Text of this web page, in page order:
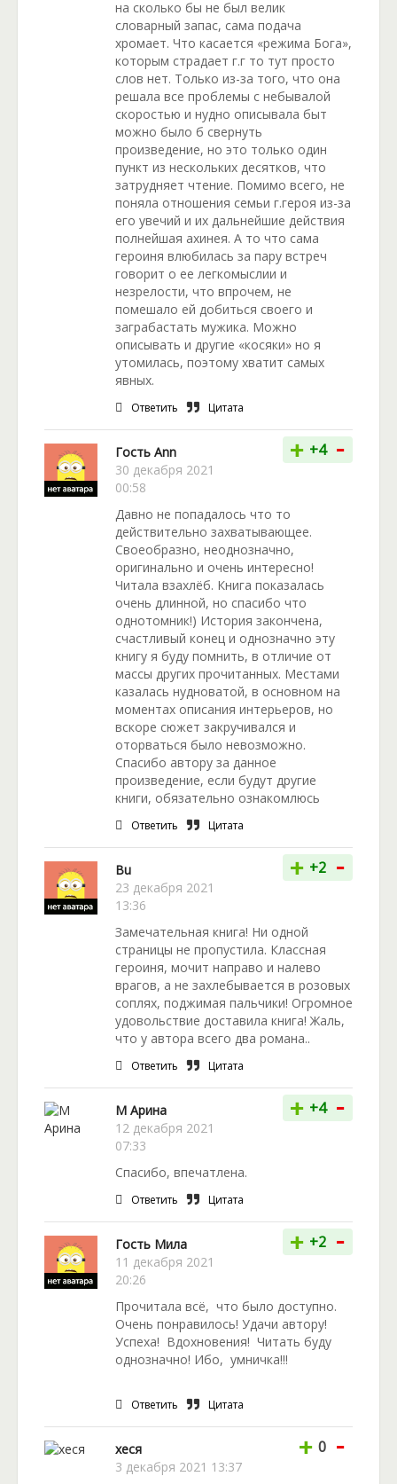
на сколько бы не был велик
словарный запас, сама подача
хромает. Что касается «режима Бога»,
которым страдает г.г то тут просто
слов нет. Только из-за того, что она
решала все проблемы с небывалой
скоростью и нудно описывала быт
можно было б свернуть
произведение, но это только один
пункт из нескольких десятков, что
затрудняет чтение. Помимо всего, не
поняла отношения семьи г.героя из-за
его увечий и их дальнейшие действия
полнейшая ахинея. А то что сама
героиня влюбилась за пару встреч
говорит о ее легкомыслии и
незрелости, что впрочем, не
помешало ей добиться своего и
заграбастать мужика. Можно
описывать и другие «косяки» но я
утомилась, поэтому хватит самых
явных.
Ответить Цитата
Гость Ann
30 декабря 2021
00:58
+ +4 -
Давно не попадалось что то
действительно захватывающее.
Своеобразно, неоднозначно,
оригинально и очень интересно!
Читала взахлёб. Книга показалась
очень длинной, но спасибо что
однотомник!) История закончена,
счастливый конец и однозначно эту
книгу я буду помнить, в отличие от
массы других прочитанных. Местами
казалась нудноватой, в основном на
моментах описания интерьеров, но
вскоре сюжет закручивался и
оторваться было невозможно.
Спасибо автору за данное
произведение, если будут другие
книги, обязательно ознакомлюсь
Ответить Цитата
Bu
23 декабря 2021
13:36
+ +2 -
Замечательная книга! Ни одной
страницы не пропустила. Классная
героиня, мочит направо и налево
врагов, а не захлебывается в розовых
соплях, поджимая пальчики! Огромное
удовольствие доставила книга! Жаль,
что у автора всего два романа..
Ответить Цитата
М Арина
12 декабря 2021
07:33
+ +4 -
Спасибо, впечатлена.
Ответить Цитата
Гость Мила
11 декабря 2021
20:26
+ +2 -
Прочитала всё, что было доступно.
Очень понравилось! Удачи автору!
Успеха! Вдохновения! Читать буду
однозначно! Ибо, умничка!!!
Ответить Цитата
хеся
3 декабря 2021 13:37
+ 0 -